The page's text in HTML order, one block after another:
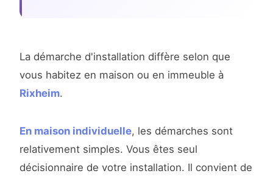
La démarche d'installation diffère selon que
vous habitez en maison ou en immeuble à
Rixheim.
En maison individuelle, les démarches sont
relativement simples. Vous êtes seul
décisionnaire de votre installation. Il convient de